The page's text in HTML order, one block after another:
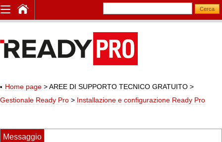
Home page > AREE DI SUPPORTO TECNICO GRATUITO >
Gestionale Ready Pro > Installazione e configurazione Ready Pro
Messaggio